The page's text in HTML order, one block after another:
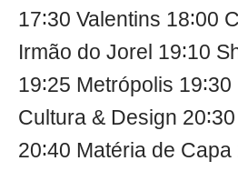
17∶30 Valentins 18∶00
Irmão do Jorel 19∶10
19∶25 Metrópolis
Cultura & Design
20∶40 Matéria de